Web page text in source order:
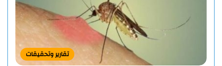
تقارير وتحقيقات